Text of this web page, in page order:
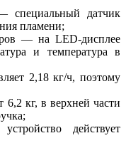
специальный датчик
пламени;
— на LED-дисплее
и температура в
2,18 кг/ч, поэтому
кг, в верхней части
действует